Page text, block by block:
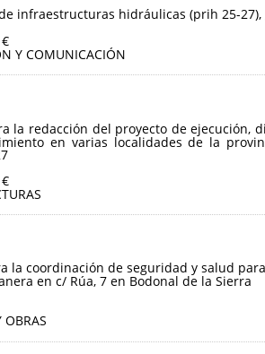
infraestructuras hidráulicas (prih 25-27),
Y COMUNICACIÓN
la redacción del proyecto de ejecución,
en varias localidades de la
la coordinación de seguridad y salud
en c/ Rúa, 7 en Bodonal de la Sierra
OBRAS